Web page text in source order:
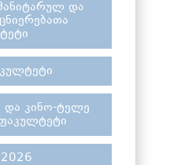
და
და კინო-ტელე
2026